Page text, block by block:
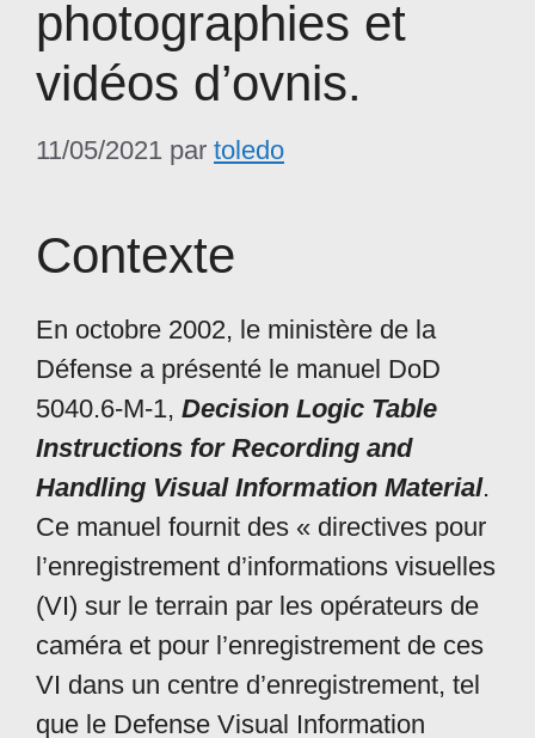
photographies et
vidéos d’ovnis.
11/05/2021 par toledo
Contexte
En octobre 2002, le ministère de la
Défense a présenté le manuel DoD
5040.6-M-1, Decision Logic Table
Instructions for Recording and
Handling Visual Information Material.
Ce manuel fournit des « directives pour
l’enregistrement d’informations visuelles
(VI) sur le terrain par les opérateurs de
caméra et pour l’enregistrement de ces
VI dans un centre d’enregistrement, tel
que le Defense Visual Information